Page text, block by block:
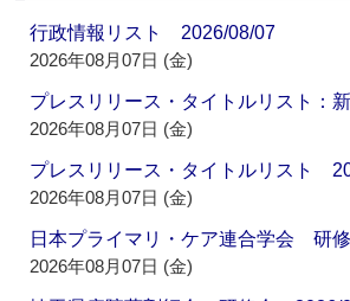
行政情報リスト 2026/08/07
2026年08月07日 (金)
プレスリリース・タイトルリスト：
2026年08月07日 (金)
プレスリリース・タイトルリスト
2026年08月07日 (金)
日本プライマリ・ケア連合学会 研
2026年08月07日 (金)